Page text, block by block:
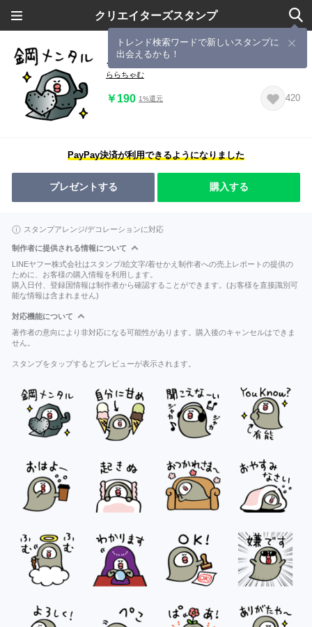
クリエイターズスタンプ
トレンド検索ワードで新しいスタンプに
出会えるかも！
メンタルおばけ◎2
ららちゃむ
￥190 1%還元 420
PayPay決済が利用できるようになりました
プレゼントする 購入する
スタンプアレンジ/デコレーションに対応
制作者に提供される情報について
LINEヤフー株式会社はスタンプ/絵文字/着せかえ制作者への売上レポートの提供の
ために、お客様の購入情報を利用します。
購入日付、登録国情報は制作者から確認することができます。(お客様を直接識別可
能な情報は含まれません)
対応機能について
著作者の意向により非対応になる可能性があります。購入後のキャンセルはできま
せん。
スタンプをタップするとプレビューが表示されます。